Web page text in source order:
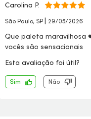
Carolina P.
São Paulo, SP | 29/05/2026
Que paleta maravilhosa
vocês são sensacionais
Esta avaliação foi útil?
Sim Não